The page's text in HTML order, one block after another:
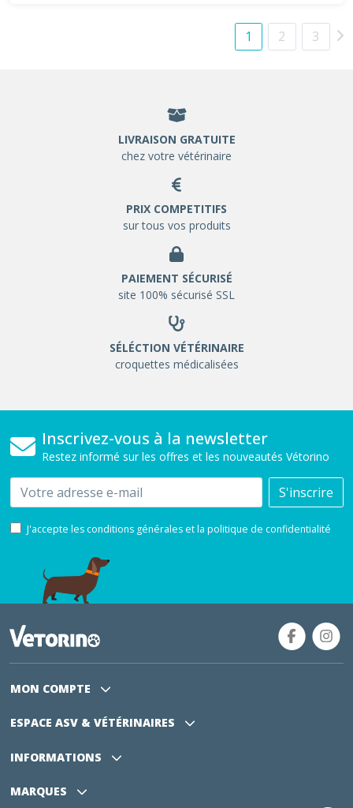
1 2 3
LIVRAISON GRATUITE
chez votre vétérinaire
PRIX COMPETITIFS
sur tous vos produits
PAIEMENT SÉCURISÉ
site 100% sécurisé SSL
SÉLÉCTION VÉTÉRINAIRE
croquettes médicalisées
Inscrivez-vous à la newsletter
Restez informé sur les offres et les nouveautés Vétorino
Email S'inscrire
J'accepte les conditions générales et la politique de confidentialité
MON COMPTE
ESPACE ASV & VÉTÉRINAIRES
INFORMATIONS
MARQUES